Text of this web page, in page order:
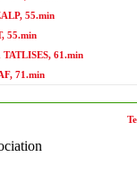
55.min
55.min
61.min
71.min